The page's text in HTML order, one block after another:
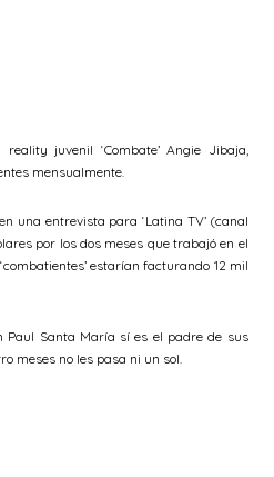
juvenil ‘Combate’ Angie Jibaja,
mensualmente.
una entrevista para ‘Latina TV’ (canal
por los dos meses que trabajó en el
estarían facturando 12 mil
Paul Santa María sí es el padre de sus
meses no les pasa ni un sol.